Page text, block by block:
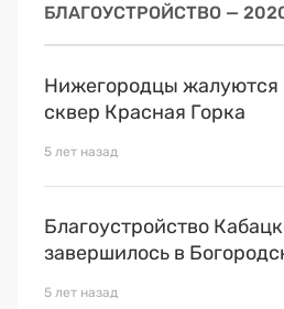
БЛАГОУСТРОЙСТВО —
Нижегородцы
сквер Красная Горка
5 лет назад
Благоустройство
завершилось в
5 лет назад